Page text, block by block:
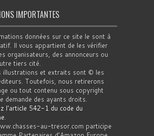
IMPORTANTES
données sur ce site le sont à
Il vous appartient de les vérifier
organisateurs, des annonceurs ou
tiers cité.
illustrations et extraits sont © les
Toutefois, nous retirerons
ou tout contenu sous copyright
demande des ayants droits.
l'article 542-1 du code du
.
au-tresor.com participe